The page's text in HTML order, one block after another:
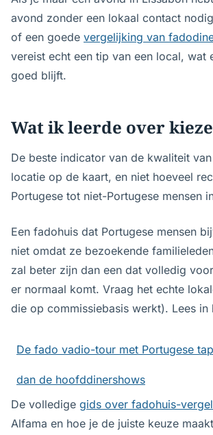
avond zonder een lokaal contact
of een goede vergelijking van
vereist echt een tip van een local,
goed blijft.
Wat ik leerde over
De beste indicator van de kwaliteit
locatie op de kaart, en niet hoeveel
Portugese tot niet-Portugese mensen
Een fadohuis dat Portugese mensen
niet omdat ze bezoekende
zal beter zijn dan een dat volledig
er normaal komt. Vraag het echte
die op commissiebasis werkt). Lees
De fado vadio-tour met Portugese
dan de hoofddinershows
De volledige gids over fadohuis-
Alfama en hoe je de juiste keuze